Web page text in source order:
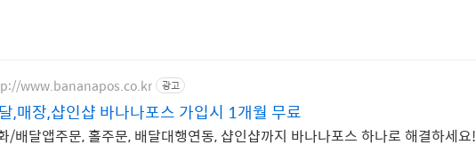
www.bananapos.co.kr 광고
,매장,샵인샵 바나나포스 가입시 1개월 무료
/배달앱주문, 홀주문, 배달대행연동, 샵인샵까지 바나나포스 하나로 해결하세요!